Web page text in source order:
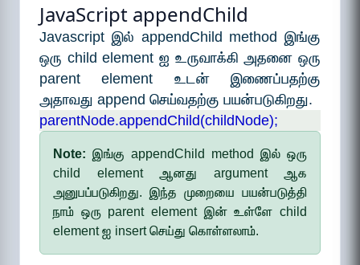
JavaScript appendChild
Javascript இல் appendChild method இங்கு
ஒரு child element ஐ உருவாக்கி அதனை ஒரு
parent element உடன் இணைப்பதற்கு
அதாவது append செய்வதற்கு பயன்படுகிறது.
parentNode.appendChild(childNode);
Note: இங்கு appendChild method இல் ஒரு
child element ஆனது argument ஆக
அனுபப்படுகிறது. இந்த முறையை பயன்படுத்தி
நாம் ஒரு parent element இன் உள்ளே child
element ஐ insert செய்து கொள்ளலாம்.